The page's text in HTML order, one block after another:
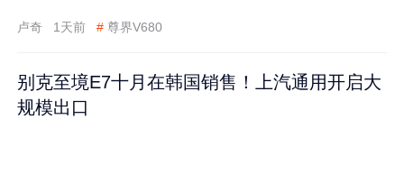
卢奇 1天前 # 尊界V680
别克至境E7十月在韩国销售！上汽通用开启大
规模出口